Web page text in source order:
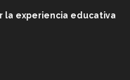
la experiencia educativa